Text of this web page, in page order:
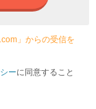
」からの受信を
ーに同意すること